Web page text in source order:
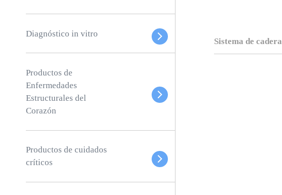
Diagnóstico in vitro
Productos de
Enfermedades
Estructurales del
Corazón
Productos de cuidados
críticos
Sistema de cadera